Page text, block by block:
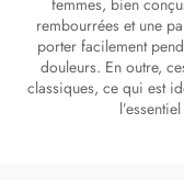
rembourrées et une
porter facilement
douleurs. En outre,
classiques, ce qui est